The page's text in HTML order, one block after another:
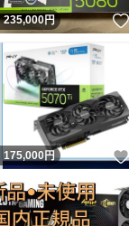
235,000円
175,000円